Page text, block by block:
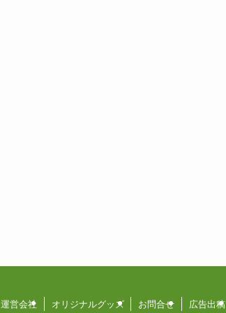
運営会社 オリジナルグッズ お問合せ 広告出稿